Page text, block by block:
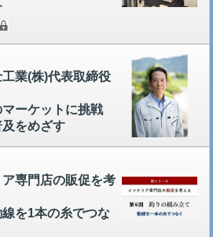
工業(株)代表取締役
ーケットに挑戦
をめざす
専門店の販促を考
を1本の糸でつな